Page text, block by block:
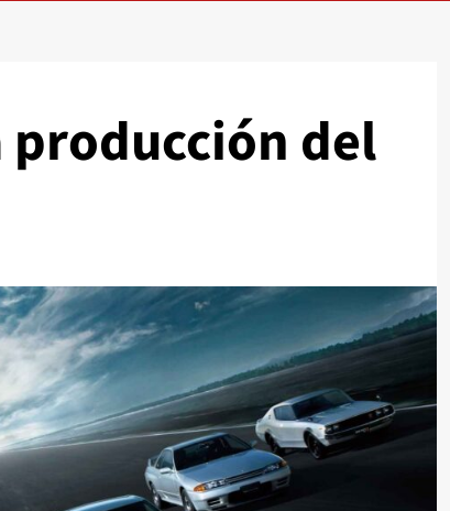
producción del